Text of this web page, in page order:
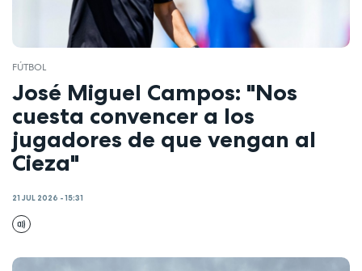
FÚTBOL
José Miguel Campos: "Nos
cuesta convencer a los
jugadores de que vengan al
Cieza"
21 JUL 2026 - 15:31